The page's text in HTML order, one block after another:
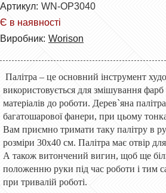
Артикул: WN-OP3040
Є в наявності
Виробник: Worison
Палітра – це основний інструмент
використовується для змішування
матеріалів до роботи. Дерев`яна
багатошарової фанери, при цьому
Вам приємно тримати таку палітру в
розміри 30х40 см. Палітра має отвір
А також витончений вигин, щоб ще
положенню руки під час роботи і тим
при тривалій роботі.